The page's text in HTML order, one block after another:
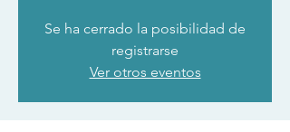
Se ha cerrado la posibilidad de
registrarse
Ver otros eventos